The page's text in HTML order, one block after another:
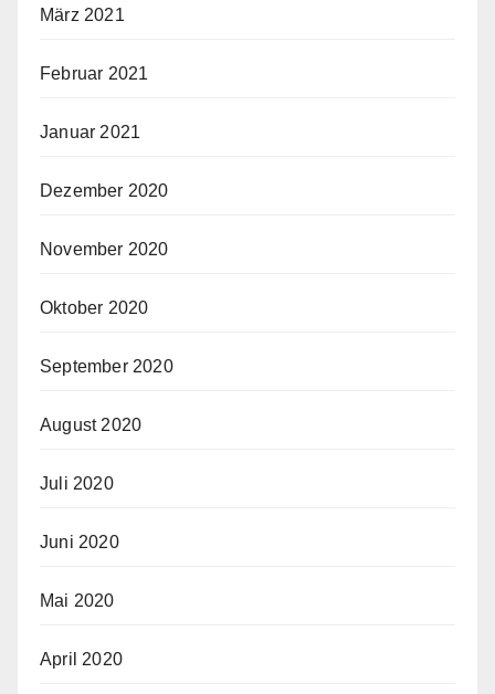
März 2021
Februar 2021
Januar 2021
Dezember 2020
November 2020
Oktober 2020
September 2020
August 2020
Juli 2020
Juni 2020
Mai 2020
April 2020